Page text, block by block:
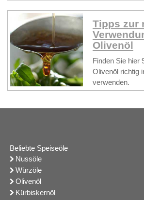
Tipps zur
Olivenöl
Finden Sie hier
Olivenöl richtig
verwenden.
Beliebte Speiseöle
Nussöle
Würzöle
Olivenöl
Kürbiskernöl